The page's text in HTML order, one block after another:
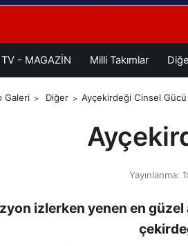
TV - MAGAZİN Milli Takımlar
Galeri Diğer Ayçekirdeği Cinsel Gücü
Yayınlanma:
izlerken yenen en güzel